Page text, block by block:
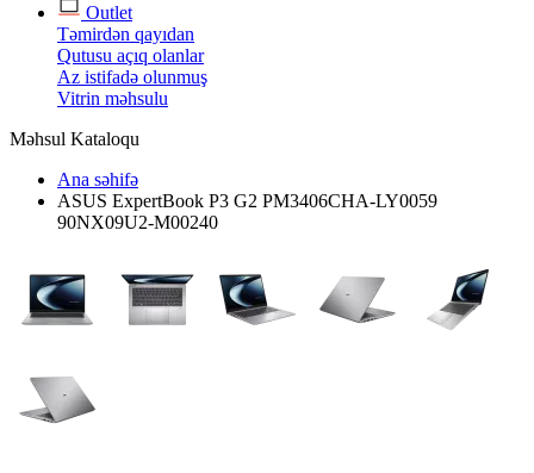
Outlet
Təmirdən qayıdan
Qutusu açıq olanlar
Az istifadə olunmuş
Vitrin məhsulu
Məhsul Kataloqu
Ana səhifə
ASUS ExpertBook P3 G2 PM3406CHA-LY0059
90NX09U2-M00240